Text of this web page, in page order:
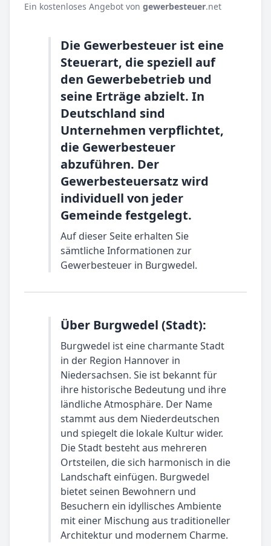
Ein kostenloses Angebot von gewerbesteuer.net
Die Gewerbesteuer ist eine
Steuerart, die speziell auf
den Gewerbebetrieb und
seine Erträge abzielt. In
Deutschland sind
Unternehmen verpflichtet,
die Gewerbesteuer
abzuführen. Der
Gewerbesteuersatz wird
individuell von jeder
Gemeinde festgelegt.
Auf dieser Seite erhalten Sie
sämtliche Informationen zur
Gewerbesteuer in Burgwedel.
Über Burgwedel (Stadt):
Burgwedel ist eine charmante Stadt
in der Region Hannover in
Niedersachsen. Sie ist bekannt für
ihre historische Bedeutung und ihre
ländliche Atmosphäre. Der Name
stammt aus dem Niederdeutschen
und spiegelt die lokale Kultur wider.
Die Stadt besteht aus mehreren
Ortsteilen, die sich harmonisch in die
Landschaft einfügen. Burgwedel
bietet seinen Bewohnern und
Besuchern ein idyllisches Ambiente
mit einer Mischung aus traditioneller
Architektur und modernem Charme.